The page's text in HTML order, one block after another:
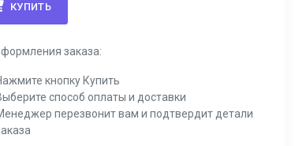
КУПИТЬ
заказа:
кнопку Купить
способ оплаты и доставки
перезвонит вам и подтвердит детали